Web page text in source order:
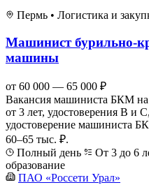
Пермь • Логистика и
Машинист бурильно-
машины
от 60 000 — 65 000 ₽
Вакансия машиниста БКМ на
от 3 лет, удостоверения В и
удостоверение машиниста
60–65 тыс. ₽.
Полный день
От 3 до 6
образование
ПАО «Россети Урал»